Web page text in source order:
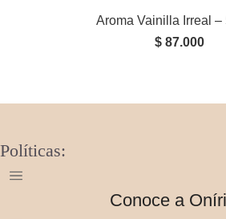
Aroma Vainilla Irreal –
$ 87.000
Políticas:
Conoce a